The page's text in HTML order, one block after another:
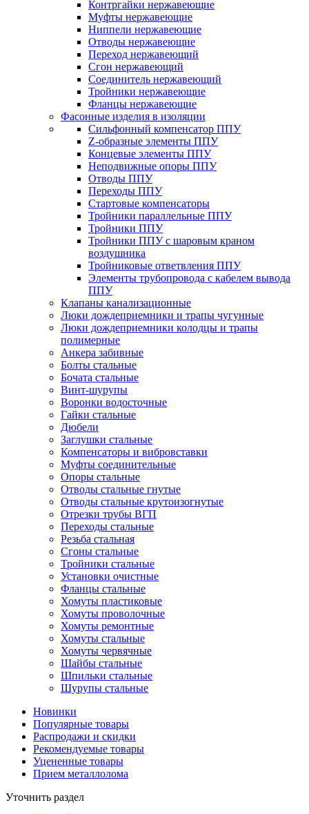
Контргайки нержавеющие
Муфты нержавеющие
Ниппели нержавеющие
Отводы нержавеющие
Переход нержавеющий
Сгон нержавеющий
Соединитель нержавеющий
Тройники нержавеющие
Фланцы нержавеющие
Фасонные изделия в изоляции
Cильфонный компенсатор ППУ
Z-образные элементы ППУ
Концевые элементы ППУ
Неподвижные опоры ППУ
Отводы ППУ
Переходы ППУ
Стартовые компенсаторы
Тройники параллельные ППУ
Тройники ППУ
Тройники ППУ с шаровым краном
воздушника
Тройниковые ответвления ППУ
Элементы трубопровода с кабелем вывода
ППУ
Клапаны канализационные
Люки дождеприемники и трапы чугунные
Люки дождеприемники колодцы и трапы
полимерные
Анкера забивные
Болты стальные
Бочата стальные
Винт-шурупы
Воронки водосточные
Гайки стальные
Дюбели
Заглушки стальные
Компенсаторы и вибровставки
Муфты соединительные
Опоры стальные
Отводы стальные гнутые
Отводы стальные крутоизогнутые
Отрезки трубы ВГП
Переходы стальные
Резьба стальная
Сгоны стальные
Тройники стальные
Установки очистные
Фланцы стальные
Хомуты пластиковые
Хомуты проволочные
Хомуты ремонтные
Хомуты стальные
Хомуты червячные
Шайбы стальные
Шпильки стальные
Шурупы стальные
Новинки
Популярные товары
Распродажи и скидки
Рекомендуемые товары
Уцененные товары
Прием металлолома
Уточнить раздел